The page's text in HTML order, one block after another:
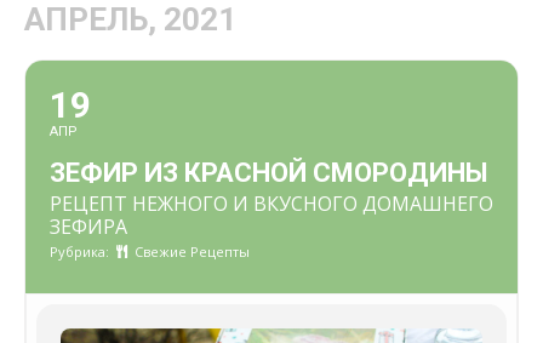
АПРЕЛЬ, 2021
19
АПР
ЗЕФИР ИЗ КРАСНОЙ СМОРОДИНЫ
РЕЦЕПТ НЕЖНОГО И ВКУСНОГО ДОМАШНЕГО
ЗЕФИРА
Рубрика: Свежие Рецепты